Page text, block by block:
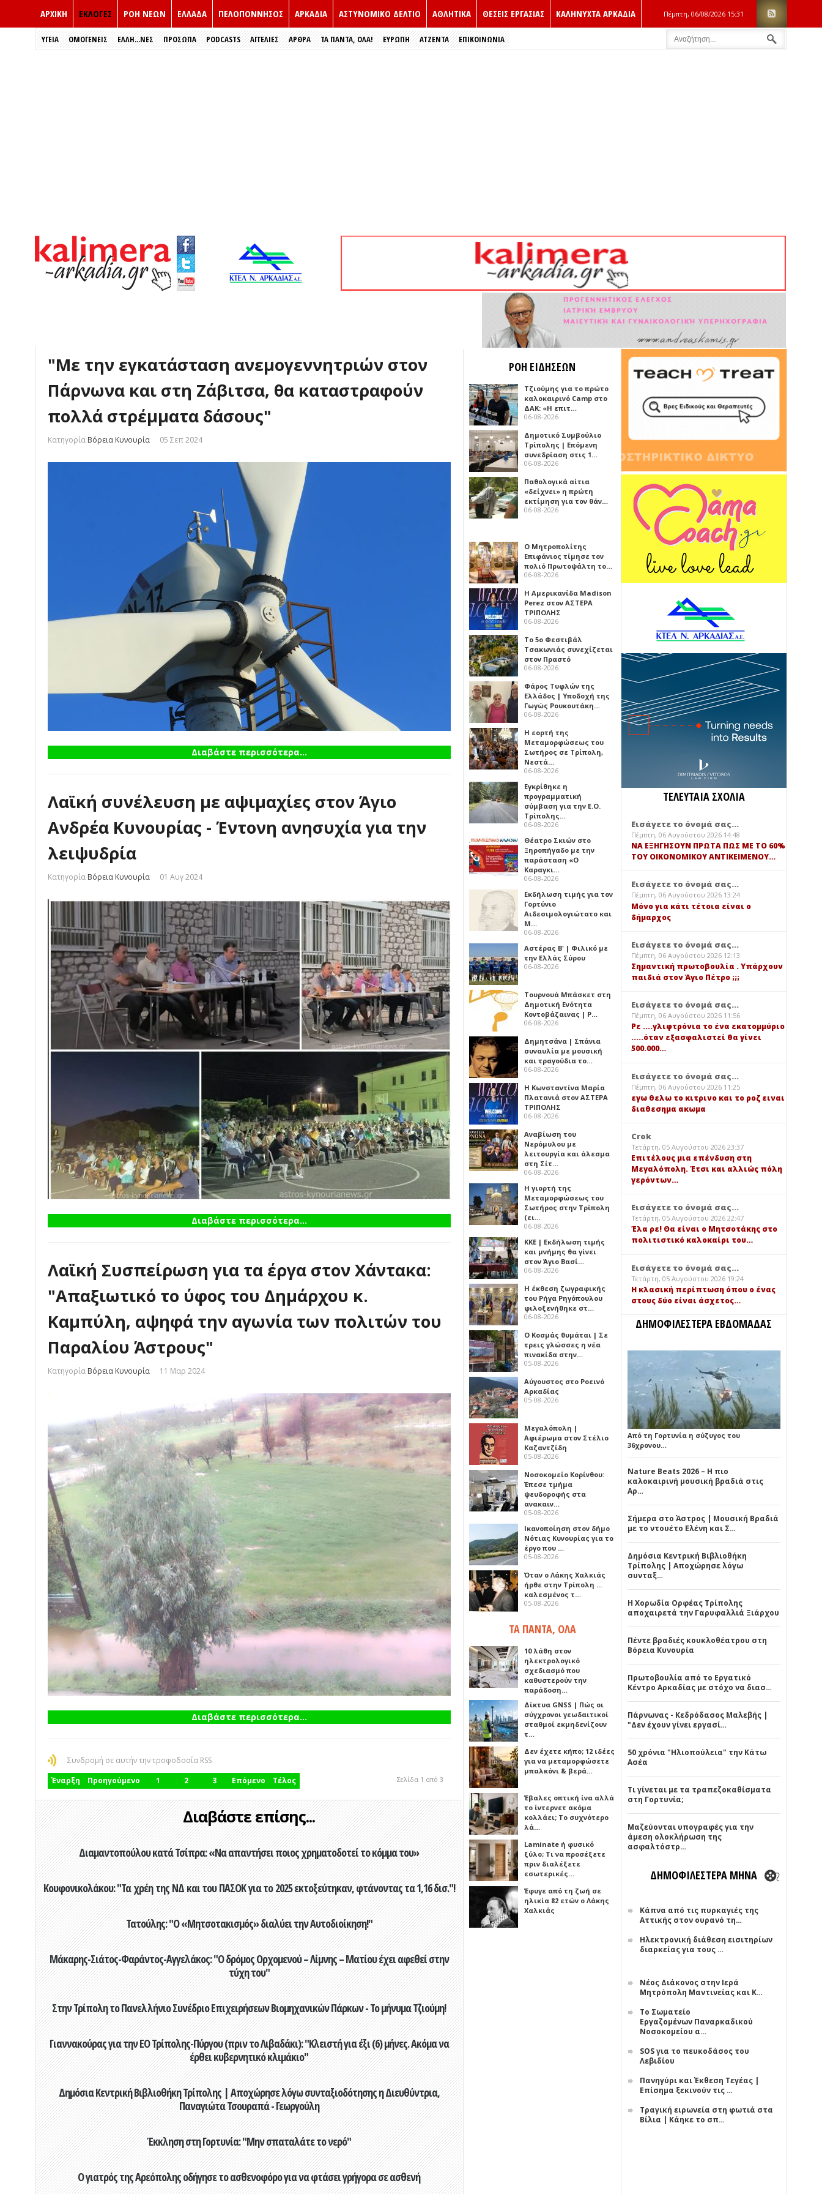
ΑΡΧΙΚΗ ΕΚΛΟΓΈΣ ΡΟΗ ΝΕΩΝ ΕΛΛΑΔΑ ΠΕΛΟΠΟΝΝΗΣΟΣ ΑΡΚΑΔΙΑ ΑΣΤΥΝΟΜΙΚΟ ΔΕΛΤΙΟ ΑΘΛΗΤΙΚΑ ΘΕΣΕΙΣ ΕΡΓΑΣΙΑΣ ΚΑΛΗΝΥΧΤΑ ΑΡΚΑΔΙΑ Πέμπτη, 06/08/2026 15:31
ΥΓΕΙΑ ΟΜΟΓΕΝΕΙΣ ΈΛΛΗ...ΝΕΣ ΠΡΌΣΩΠΑ PODCASTS ΑΓΓΕΛΙΕΣ ΑΡΘΡΑ ΤΑ ΠΑΝΤΑ, ΟΛΑ! ΕΥΡΏΠΗ ΑΤΖΕΝΤΑ ΕΠΙΚΟΙΝΩΝΙΑ
"Με την εγκατάσταση ανεμογεννητριών στον
Πάρνωνα και στη Ζάβιτσα, θα καταστραφούν
πολλά στρέμματα δάσους"
Κατηγορία Βόρεια Κυνουρία 05 Σεπ 2024
Διαβάστε περισσότερα...
Λαϊκή συνέλευση με αψιμαχίες στον Άγιο
Ανδρέα Κυνουρίας - Έντονη ανησυχία για την
λειψυδρία
Κατηγορία Βόρεια Κυνουρία 01 Αυγ 2024
Διαβάστε περισσότερα...
Λαϊκή Συσπείρωση για τα έργα στον Χάντακα:
"Απαξιωτικό το ύφος του Δημάρχου κ.
Καμπύλη, αψηφά την αγωνία των πολιτών του
Παραλίου Άστρους"
Κατηγορία Βόρεια Κυνουρία 11 Μαρ 2024
Διαβάστε περισσότερα...
Συνδρομή σε αυτήν την τροφοδοσία RSS
Έναρξη
Προηγούμενο 1 2 3 Επόμενο Τέλος Σελίδα 1 από 3
Διαβάστε επίσης...
Διαμαντοπούλου κατά Τσίπρα: «Να απαντήσει ποιος χρηματοδοτεί το κόμμα του»
Κουφονικολάκου: "Τα χρέη της ΝΔ και του ΠΑΣΟΚ για το 2025 εκτοξεύτηκαν, φτάνοντας τα 1,16 δισ."!
Τατούλης: "Ο «Μητσοτακισμός» διαλύει την Αυτοδιοίκηση!"
Μάκαρης-Σιάτος-Φαράντος-Αγγελάκος: "Ο δρόμος Ορχομενού – Λίμνης – Ματίου έχει αφεθεί στην
τύχη του"
Στην Τρίπολη το Πανελλήνιο Συνέδριο Επιχειρήσεων Βιομηχανικών Πάρκων - Το μήνυμα Τζιούμη!
Γιαννακούρας για την EO Τρίπολης-Πύργου (πριν το Λιβαδάκι): "Κλειστή για έξι (6) μήνες. Ακόμα να
έρθει κυβερνητικό κλιμάκιο"
Δημόσια Κεντρική Βιβλιοθήκη Τρίπολης | Αποχώρησε λόγω συνταξιοδότησης η Διευθύντρια,
Παναγιώτα Τσουραπά - Γεωργούλη
Έκκληση στη Γορτυνία: "Μην σπαταλάτε το νερό"
Ο γιατρός της Αρεόπολης οδήγησε το ασθενοφόρο για να φτάσει γρήγορα σε ασθενή
ΡΟΗ ΕΙΔΗΣΕΩΝ
Τζιούμης για το πρώτο
καλοκαιρινό Camp στο
ΔΑΚ: «Η επιτ…
06-08-2026
Δημοτικό Συμβούλιο
Τρίπολης | Επόμενη
συνεδρίαση στις 1…
06-08-2026
Παθολογικά αίτια
«δείχνει» η πρώτη
εκτίμηση για τον θάν…
06-08-2026
Ο Μητροπολίτης
Επιφάνιος τίμησε τον
πολιό Πρωτοψάλτη το…
06-08-2026
Η Αμερικανίδα Madison
Perez στον ΑΣΤΕΡΑ
ΤΡΙΠΟΛΗΣ
06-08-2026
Το 5ο Φεστιβάλ
Τσακωνιάς συνεχίζεται
στον Πραστό
06-08-2026
Φάρος Τυφλών της
Ελλάδος | Υποδοχή της
Γωγώς Ρουκουτάκη…
06-08-2026
Η εορτή της
Μεταμορφώσεως του
Σωτήρος σε Τρίπολη,
Νεστά…
06-08-2026
Εγκρίθηκε η
προγραμματική
σύμβαση για την Ε.Ο.
Τρίπολης…
06-08-2026
Θέατρο Σκιών στο
Ξηροπήγαδο με την
παράσταση «Ο
Καραγκι…
06-08-2026
Εκδήλωση τιμής για τον
Γορτύνιο
Αιδεσιμολογιώτατο και
Μ…
06-08-2026
Αστέρας Β' | Φιλικό με
την Ελλάς Σύρου
06-08-2026
Τουρνουά Μπάσκετ στη
Δημοτική Ενότητα
Κοντοβάζαινας | Ρ…
06-08-2026
Δημητσάνα | Σπάνια
συναυλία με μουσική
και τραγούδια το…
06-08-2026
Η Κωνσταντίνα Μαρία
Πλατανιά στον ΑΣΤΕΡΑ
ΤΡΙΠΟΛΗΣ
06-08-2026
Αναβίωση του
Νερόμυλου με
λειτουργία και άλεσμα
στη Σίτ…
06-08-2026
Η γιορτή της
Μεταμορφώσεως του
Σωτήρος στην Τρίπολη
(ει…
06-08-2026
ΚΚΕ | Εκδήλωση τιμής
και μνήμης θα γίνει
στον Άγιο Βασί…
06-08-2026
Η έκθεση ζωγραφικής
του Ρήγα Ρηγόπουλου
φιλοξενήθηκε στ…
06-08-2026
Ο Κοσμάς θυμάται | Σε
τρεις γλώσσες η νέα
πινακίδα στην…
05-08-2026
Αύγουστος στο Ροεινό
Αρκαδίας
05-08-2026
Μεγαλόπολη |
Αφιέρωμα στον Στέλιο
Καζαντζίδη
05-08-2026
Νοσοκομείο Κορίνθου:
Έπεσε τμήμα
ψευδοροφής στα
ανακαιν…
05-08-2026
Ικανοποίηση στον δήμο
Νότιας Κυνουρίας για το
έργο που …
05-08-2026
Όταν ο Λάκης Χαλκιάς
ήρθε στην Τρίπολη ...
καλεσμένος τ…
05-08-2026
ΤΑ ΠΑΝΤΑ, ΟΛΑ
10 λάθη στον
ηλεκτρολογικό
σχεδιασμό που
καθυστερούν την
παράδοση…
Δίκτυα GNSS | Πώς οι
σύγχρονοι γεωδαιτικοί
σταθμοί εκμηδενίζουν
τ…
Δεν έχετε κήπο; 12 ιδέες
για να μεταμορφώσετε
μπαλκόνι & βερά…
Έβαλες οπτική ίνα αλλά
το ίντερνετ ακόμα
κολλάει; Το συχνότερο
λά…
Laminate ή φυσικό
ξύλο; Τι να προσέξετε
πριν διαλέξετε
εσωτερικές…
Έφυγε από τη ζωή σε
ηλικία 82 ετών ο Λάκης
Χαλκιάς
ΤΕΛΕΥΤΑΙΑ ΣΧΟΛΙΑ
Εισάγετε το όνομά σας...
Πέμπτη, 06 Αυγούστου 2026 14:48
ΝΑ ΕΞΗΓΗΣΟΥΝ ΠΡΩΤΑ ΠΩΣ ΜΕ ΤΟ 60%
ΤΟΥ ΟΙΚΟΝΟΜΙΚΟΥ ΑΝΤΙΚΕΙΜΕΝΟΥ…
Εισάγετε το όνομά σας...
Πέμπτη, 06 Αυγούστου 2026 13:24
Μόνο για κάτι τέτοια είναι ο
δήμαρχος
Εισάγετε το όνομά σας...
Πέμπτη, 06 Αυγούστου 2026 12:13
Σημαντική πρωτοβουλία . Υπάρχουν
παιδιά στον Άγιο Πέτρο ;;;
Εισάγετε το όνομά σας...
Πέμπτη, 06 Αυγούστου 2026 11:56
Ρε ....γλιφτρόνια το ένα εκατομμύριο
.....όταν εξασφαλιστεί θα γίνει
500.000…
Εισάγετε το όνομά σας...
Πέμπτη, 06 Αυγούστου 2026 11:25
εγω θελω το κιτρινο και το ροζ ειναι
διαθεσημα ακωμα
Crok
Τετάρτη, 05 Αυγούστου 2026 23:37
Επιτέλους μια επένδυση στη
Μεγαλόπολη. Έτσι και αλλιώς πόλη
γερόντων…
Εισάγετε το όνομά σας...
Τετάρτη, 05 Αυγούστου 2026 22:47
Έλα ρε! Θα είναι ο Μητσοτάκης στο
πολιτιστικό καλοκαίρι του…
Εισάγετε το όνομά σας...
Τετάρτη, 05 Αυγούστου 2026 19:24
Η κλασική περίπτωση όπου ο ένας
στους δύο είναι άσχετος…
ΔΗΜΟΦΙΛΕΣΤΕΡΑ ΕΒΔΟΜΑΔΑΣ
Από τη Γορτυνία η σύζυγος του
36χρονου…
Nature Beats 2026 – Η πιο
καλοκαιρινή μουσική βραδιά στις
Αρ…
Σήμερα στο Άστρος | Μουσική Βραδιά
με το ντουέτο Ελένη και Σ…
Δημόσια Κεντρική Βιβλιοθήκη
Τρίπολης | Αποχώρησε λόγω
συνταξ…
Η Χορωδία Ορφέας Τρίπολης
αποχαιρετά την Γαρυφαλλιά Ξιάρχου
Πέντε βραδιές κουκλοθέατρου στη
Βόρεια Κυνουρία
Πρωτοβουλία από το Εργατικό
Κέντρο Αρκαδίας με στόχο να διασ…
Πάρνωνας - Κεδρόδασος Μαλεβής |
"Δεν έχουν γίνει εργασί…
50 χρόνια "Ηλιοπούλεια" την Κάτω
Ασέα
Τι γίνεται με τα τραπεζοκαθίσματα
στη Γορτυνία;
Μαζεύονται υπογραφές για την
άμεση ολοκλήρωση της
ασφαλτόστρ…
ΔΗΜΟΦΙΛΕΣΤΕΡΑ ΜΗΝΑ
Κάπνα από τις πυρκαγιές της
Αττικής στον ουρανό τη…
Ηλεκτρονική διάθεση εισιτηρίων
διαρκείας για τους …
Νέος Διάκονος στην Ιερά
Μητρόπολη Μαντινείας και Κ…
Το Σωματείο
Εργαζομένων Παναρκαδικού
Νοσοκομείου α…
SOS για το πευκοδάσος του
Λεβιδίου
Πανηγύρι και Έκθεση Τεγέας |
Επίσημα ξεκινούν τις …
Τραγική ειρωνεία στη φωτιά στα
Βίλια | Κάηκε το σπ…